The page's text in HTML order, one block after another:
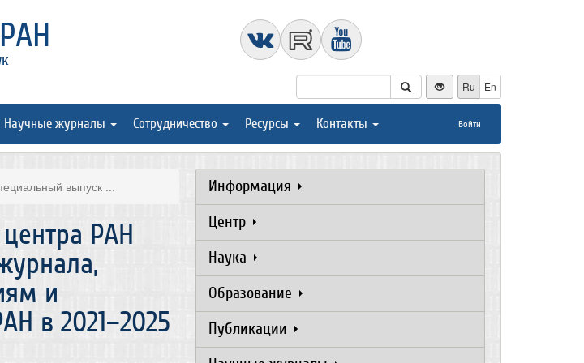
Ru En
Научные журналы Сотрудничество Ресурсы Контакты Войти
выпуск ...
РАН
и
в 2021–2025
Информация
Центр
Наука
Образование
Публикации